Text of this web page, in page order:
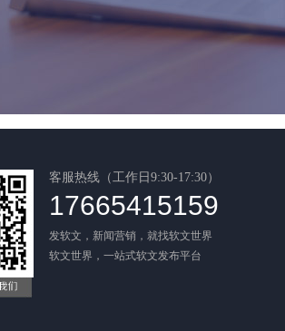
客服热线（工作日9:30-17:30）
17665415159
发软文，新闻营销，就找软文世界
软文世界，一站式软文发布平台